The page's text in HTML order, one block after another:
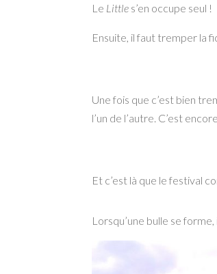
Le Little s’en occupe seul !
Ensuite, il faut tremper la
Une fois que c’est bien
l’un de l’autre. C’est
Et c’est là que le festival
Lorsqu’une bulle se